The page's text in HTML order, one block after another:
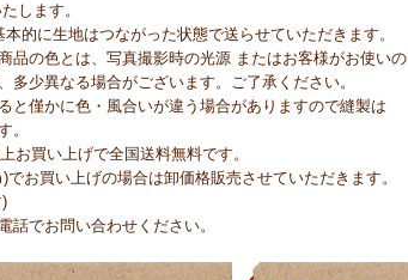
します。
的に生地はつながった状態で送らせていただきます。
品の色とは、写真撮影時の光源 またはお客様がお使いの
多少異なる場合がございます。ご了承ください。
と僅かに色・風合いが違う場合がありますので縫製は
。
お買い上げで全国送料無料です。
お買い上げの場合は卸価格販売させていただきます。
話でお問い合わせください。